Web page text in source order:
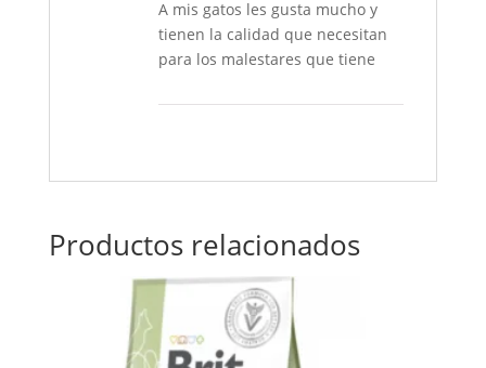
A mis gatos les gusta mucho y
tienen la calidad que necesitan
para los malestares que tiene
Productos relacionados